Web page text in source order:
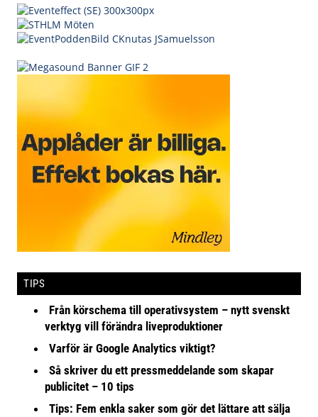
TIPS
Från körschema till operativsystem – nytt svenskt
verktyg vill förändra liveproduktioner
Varför är Google Analytics viktigt?
Så skriver du ett pressmeddelande som skapar
publicitet – 10 tips
Tips: Fem enkla saker som gör det lättare att sälja